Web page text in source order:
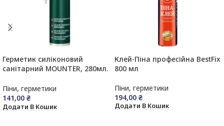
Герметик силіконовий
санітарний MOUNTER, 280мл.
Піни, герметики
141,00 ₴
Додати В Кошик
Клей-Піна професійна BestFix
800 мл
Піни, герметики
194,00 ₴
Додати В Кошик